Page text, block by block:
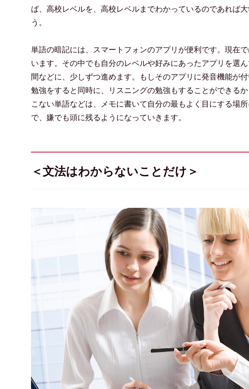
ば、高校レベルを、高校レベルまでわかっているのであれば
う。
単語の暗記には、スマートフォンのアプリが便利です。現在
います。その中でも自分のレベルや好みにあったアプリを選
間などに、少しずつ進めます。もしそのアプリに発音機能が
勉強をすると同時に、リスニングの勉強もすることができる
こない単語などは、メモに書いて自分の最もよく目にする場
で、嫌でも頭に残るようになっていきます。
＜文法はわからないことだけ＞